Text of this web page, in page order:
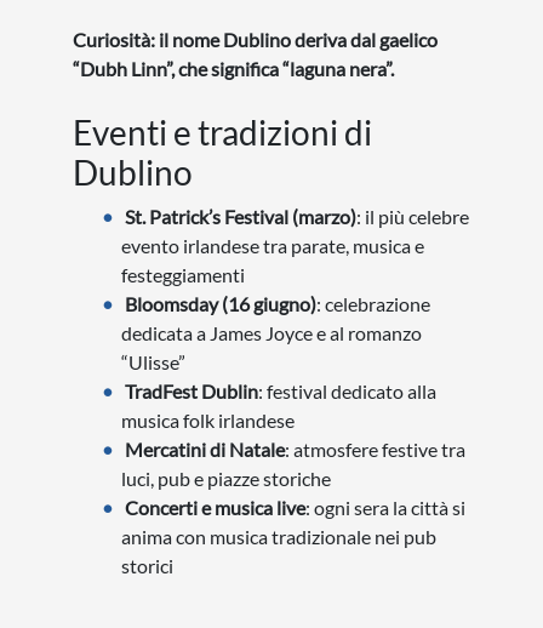
Curiosità: il nome Dublino deriva dal gaelico
“Dubh Linn”, che significa “laguna nera”.
Eventi e tradizioni di
Dublino
St. Patrick’s Festival (marzo): il più celebre
evento irlandese tra parate, musica e
festeggiamenti
Bloomsday (16 giugno): celebrazione
dedicata a James Joyce e al romanzo
“Ulisse”
TradFest Dublin: festival dedicato alla
musica folk irlandese
Mercatini di Natale: atmosfere festive tra
luci, pub e piazze storiche
Concerti e musica live: ogni sera la città si
anima con musica tradizionale nei pub
storici